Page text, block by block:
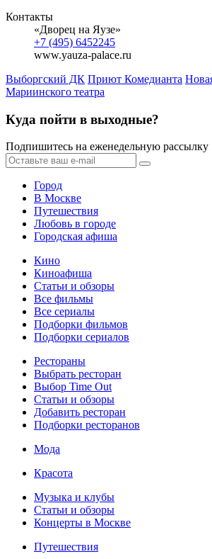
Контакты
«Дворец на Яузе»
+7 (495) 6452245
www.yauza-palace.ru
Выборгский ДК Приют Комедианта
Мариинского театра
Куда пойти в выходные?
Подпишитесь на еженедельную рассылку
Город
В Москве
Путешествия
Любовь в городе
Городская афиша
Кино
Киноафиша
Статьи и обзоры
Все фильмы
Все сериалы
Подборки фильмов
Подборки сериалов
Рестораны
Выбрать ресторан
Выбор Time Out
Статьи и обзоры
Добавить ресторан
Подборки ресторанов
Мода
Красота
Музыка и клубы
Статьи и обзоры
Концерты в Москве
Путешествия